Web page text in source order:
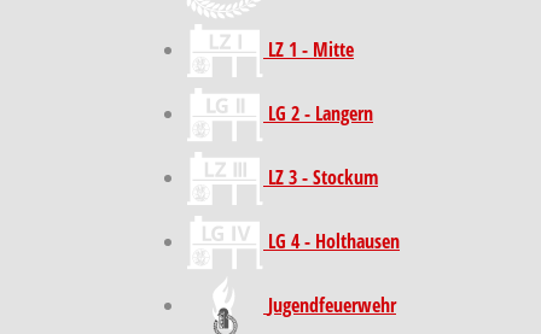
LZ 1 - Mitte
LG 2 - Langern
LZ 3 - Stockum
LG 4 - Holthausen
Jugendfeuerwehr